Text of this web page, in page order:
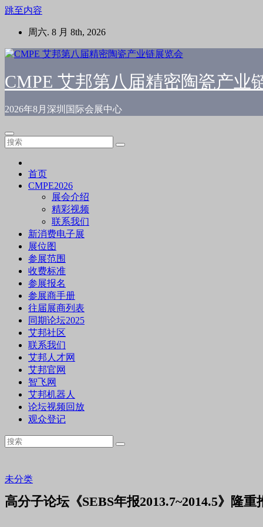
跳至内容
周六. 8 月 8th, 2026
CMPE 艾邦第八届精密陶瓷产业
2026年8月深圳国际会展中心
首页
CMPE2026
展会介绍
精彩视频
联系我们
新消费电子展
展位图
参展范围
收费标准
参展报名
参展商手册
往届展商列表
同期论坛2025
艾邦社区
联系我们
艾邦人才网
艾邦官网
智飞网
艾邦机器人
论坛视频回放
观众登记
未分类
高分子论坛《SEBS年报2013.7~2014.5》隆重